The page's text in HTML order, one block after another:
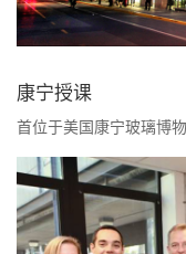
康宁授课
首位于美国康宁玻璃博